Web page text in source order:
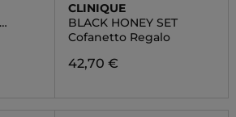
CLINIQUE
BLACK HONEY SET
Cofanetto Regalo
42,70 €